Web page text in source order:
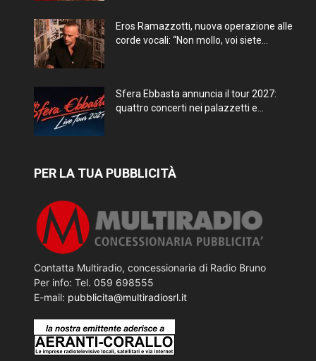
Eros Ramazzotti, nuova operazione alle
corde vocali: “Non mollo, voi siete...
Sfera Ebbasta annuncia il tour 2027:
quattro concerti nei palazzetti e...
PER LA TUA PUBBLICITÀ
Contatta Multiradio, concessionaria di Radio Bruno
Per info: Tel. 059 698555
E-mail: pubblicita@multiradiosrl.it